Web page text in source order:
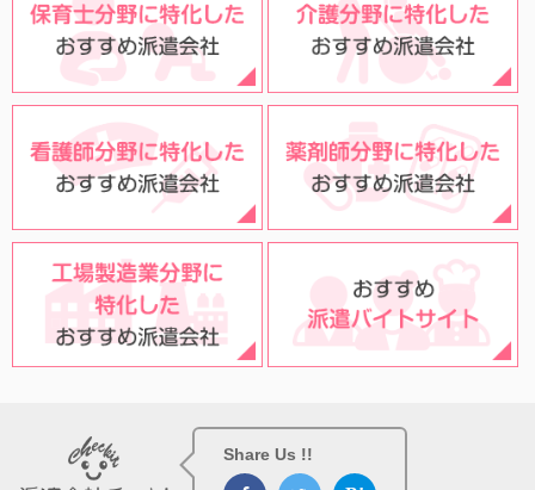
Share Us !!